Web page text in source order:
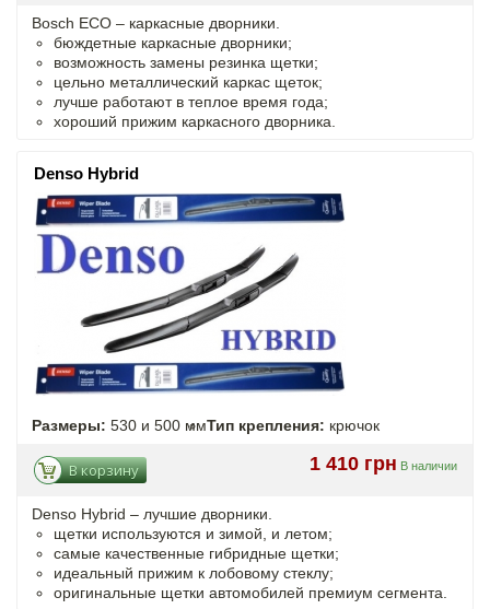
Bosch ECO – каркасные дворники.
бюждетные каркасные дворники;
возможность замены резинка щетки;
цельно металлический каркас щеток;
лучше работают в теплое время года;
хороший прижим каркасного дворника.
Denso Hybrid
Размеры: 530 и 500 ммТип крепления: крючок
1 410 грн В наличии
В корзину
Denso Hybrid – лучшие дворники.
щетки используются и зимой, и летом;
самые качественные гибридные щетки;
идеальный прижим к лобовому стеклу;
оригинальные щетки автомобилей премиум сегмента.